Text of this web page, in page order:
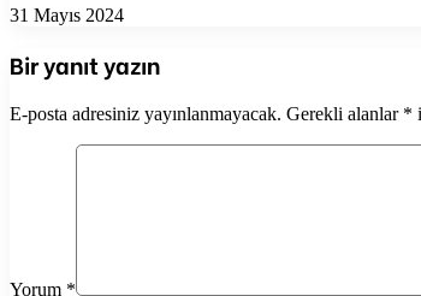
31 Mayıs 2024
Bir yanıt yazın
E-posta adresiniz yayınlanmayacak. Gerekli alanlar *
Yorum *